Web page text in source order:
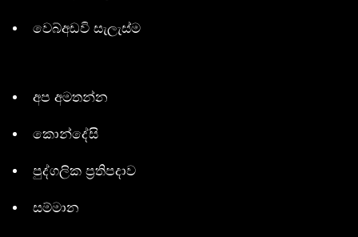
වෙබ්අඩවි සැලැස්ම
අප අමතන්න
කොන්දේසි
පුද්ගලික ප්‍රතිපදාව
සම්මාන